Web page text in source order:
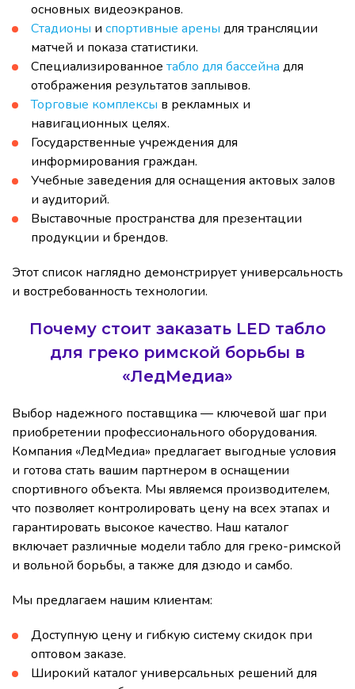
основных видеоэкранов.
Стадионы и спортивные арены для трансляции
матчей и показа статистики.
Специализированное табло для бассейна для
отображения результатов заплывов.
Торговые комплексы в рекламных и
навигационных целях.
Государственные учреждения для
информирования граждан.
Учебные заведения для оснащения актовых залов
и аудиторий.
Выставочные пространства для презентации
продукции и брендов.
Этот список наглядно демонстрирует универсальность
и востребованность технологии.
Почему стоит заказать LED табло
для греко римской борьбы в
«ЛедМедиа»
Выбор надежного поставщика — ключевой шаг при
приобретении профессионального оборудования.
Компания «ЛедМедиа» предлагает выгодные условия
и готова стать вашим партнером в оснащении
спортивного объекта. Мы являемся производителем,
что позволяет контролировать цену на всех этапах и
гарантировать высокое качество. Наш каталог
включает различные модели табло для греко-римской
и вольной борьбы, а также для дзюдо и самбо.
Мы предлагаем нашим клиентам:
Доступную цену и гибкую систему скидок при
оптовом заказе.
Широкий каталог универсальных решений для